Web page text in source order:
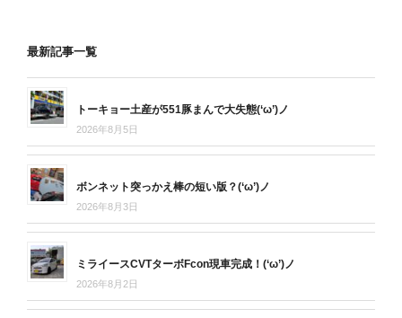
最新記事一覧
トーキョー土産が551豚まんで大失態(‘ω’)ノ
2026年8月5日
ボンネット突っかえ棒の短い版？(‘ω’)ノ
2026年8月3日
ミライースCVTターボFcon現車完成！(‘ω’)ノ
2026年8月2日